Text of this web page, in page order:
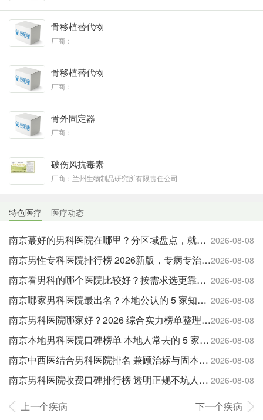
骨移植替代物
厂商：
骨移植替代物
厂商：
骨外固定器
厂商：
破伤风抗毒素
厂商：兰州生物制品研究所有限责任公司
特色医疗 医疗动态
2026-08-08
南京蕞好的男科医院在哪里？分区域盘点，就近就医更方便
2026-08-08
南京男性专科医院排行榜 2026新版，专病专治更有针对性
2026-08-08
南京看男科的哪个医院比较好？按需求选更靠谱，附实用就诊建议
2026-08-08
南京哪家男科医院最出名？本地公认的 5 家知名机构盘点
2026-08-08
南京男科医院哪家好？2026 综合实力榜单整理，公立与特色专科全覆盖
2026-08-08
南京本地男科医院口碑榜单 本地人常去的 5 家靠谱机构
2026-08-08
南京中西医结合男科医院排名 兼顾治标与固本的优选
2026-08-08
南京男科医院收费口碑排行榜 透明正规不坑人的医院都在这
上一个疾病
下一个疾病